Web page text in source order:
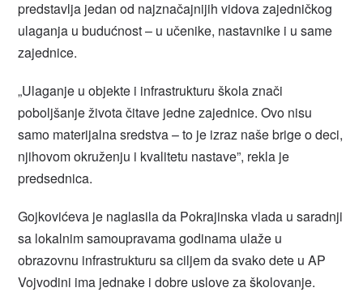
predstavlja jedan od najznačajnijih vidova zajedničkog
ulaganja u budućnost – u učenike, nastavnike i u same
zajednice.
„Ulaganje u objekte i infrastrukturu škola znači
poboljšanje života čitave jedne zajednice. Ovo nisu
samo materijalna sredstva – to je izraz naše brige o deci,
njihovom okruženju i kvalitetu nastave”, rekla je
predsednica.
Gojkovićeva je naglasila da Pokrajinska vlada u saradnji
sa lokalnim samoupravama godinama ulaže u
obrazovnu infrastrukturu sa ciljem da svako dete u AP
Vojvodini ima jednake i dobre uslove za školovanje.